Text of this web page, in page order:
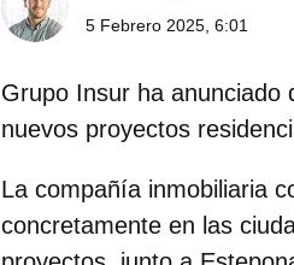
5 Febrero 2025, 6:01
Grupo Insur ha anunciado
nuevos proyectos
La compañía inmobiliaria
concretamente en las